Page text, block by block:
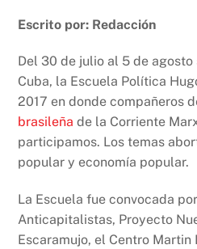
c
e
b
o
o
k
at
s
A
p
p
nt
y
Li
n
k
Escrito por: Redacción
Del 30 de julio al 5 de agosto
Cuba, la Escuela Política
2017 en donde compañeros
brasileña de la Corriente
participamos. Los temas
popular y economía popular.
La Escuela fue convocada
Anticapitalistas, Proyecto
Escaramujo, el Centro Martin